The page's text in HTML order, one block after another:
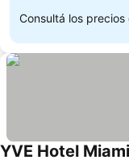
Consultá los precios
YVE Hotel Miami